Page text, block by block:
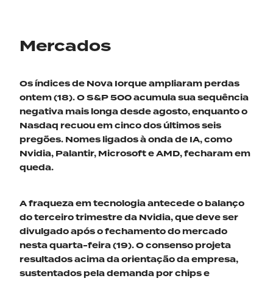
Mercados
Os índices de Nova Iorque ampliaram perdas
ontem (18).OS&P 500acumulasua sequência
negativa mais longa desdeagosto, enquantoo
Nasdaq recuou em cinco dos últimos seis
pregões. Nomes ligados à onda de IA, como
Nvidia, Palantir, Microsoft e AMD, fecharam em
queda.
A fraqueza em tecnologia antecede o balanço
do terceiro trimestre da Nvidia,que deveser
divulgadoapós o fechamento do mercado
nesta quarta-feira (19).O consenso projeta
resultados acima da orientação da empresa,
sustentados pela demanda por chips e